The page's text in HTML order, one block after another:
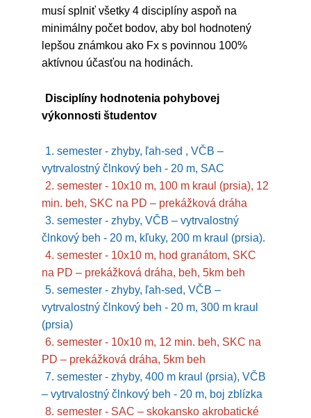
musí splniť všetky 4 disciplíny aspoň na
minimálny počet bodov, aby bol hodnotený
lepšou známkou ako Fx s povinnou 100%
aktívnou účasťou na hodinách.
Disciplíny hodnotenia pohybovej
výkonnosti študentov
1. semester - zhyby, ľah-sed , VČB –
vytrvalostný člnkový beh - 20 m, SAC
2. semester - 10x10 m, 100 m kraul (prsia), 12
min. beh, SKC na PD – prekážková dráha
3. semester - zhyby, VČB – vytrvalostný
člnkový beh - 20 m, kľuky, 200 m kraul (prsia).
4. semester - 10x10 m, hod granátom, SKC
na PD – prekážková dráha, beh, 5km beh
5. semester - zhyby, ľah-sed, VČB –
vytrvalostný člnkový beh - 20 m, 300 m kraul
(prsia)
6. semester - 10x10 m, 12 min. beh, SKC na
PD – prekážková dráha, 5km beh
7. semester - zhyby, 400 m kraul (prsia), VČB
– vytrvalostný člnkový beh - 20 m, boj zblízka
8. semester - SAC – skokansko akrobatické